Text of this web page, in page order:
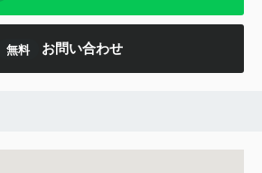
無料 お問い合わせ